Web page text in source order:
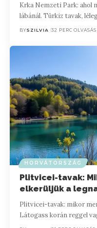
Krka Nemzeti Park: ahol
lábánál. Türkiz tavak,
BYSZILVIA 32 PERC OLVASÁS
HORVÁTORSZÁG
Plitvicei-tavak:
elkerüljük a
Plitvicei-tavak: mikor
Látogass korán reggel